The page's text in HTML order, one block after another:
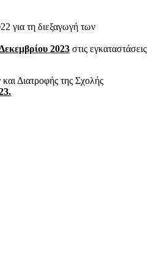
για τη διεξαγωγή των
2023 στις εγκαταστάσεις
Διατροφής της Σχολής